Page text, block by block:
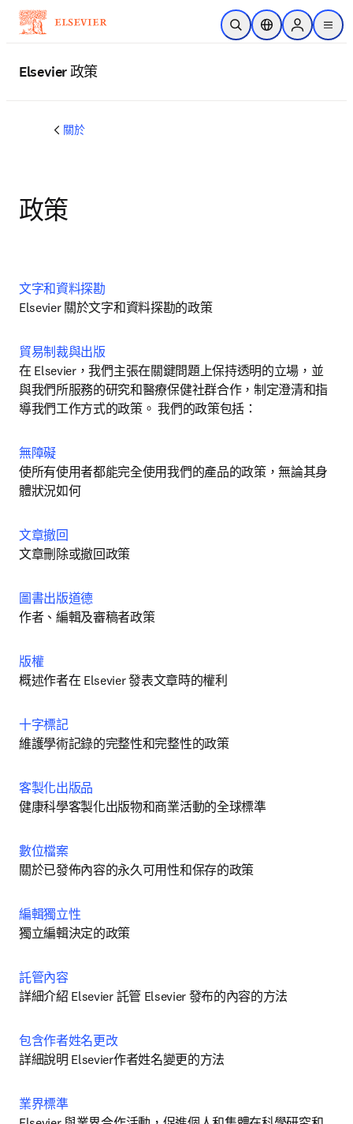
跳到主要內容
公開搜尋位置選擇器Sign in to
menu
Elsevier 政策
關於
政策
文字和資料探勘
Elsevier 關於文字和資料探勘的政策
貿易制裁與出版
在 Elsevier，我們主張在關鍵問題上保持透明的立場，並
與我們所服務的研究和醫療保健社群合作，制定澄清和指
導我們工作方式的政策。 我們的政策包括：
無障礙
使所有使用者都能完全使用我們的產品的政策，無論其身
體狀況如何
文章撤回
文章刪除或撤回政策
圖書出版道德
作者、編輯及審稿者政策
版權
概述作者在 Elsevier 發表文章時的權利
十字標記
維護學術記錄的完整性和完整性的政策
客製化出版品
健康科學客製化出版物和商業活動的全球標準
數位檔案
關於已發佈內容的永久可用性和保存的政策
編輯獨立性
獨立編輯決定的政策
託管內容
詳細介紹 Elsevier 託管 Elsevier 發布的內容的方法
包含作者姓名更改
詳細說明 Elsevier作者姓名變更的方法
業界標準